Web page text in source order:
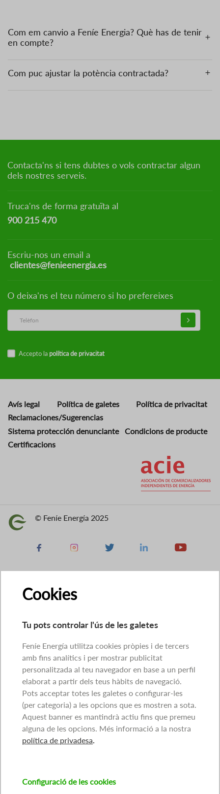
Com em canvio a Feníe Energia? Què has de tenir
en compte?
Com puc ajustar la potència contractada?
Contacta'ns si tens dubtes o vols contractar algun
dels nostres serveis.
Truca'ns de forma gratuïta al
900 215 470
Escriu-nos un email a
clientes@fenieenergia.es
O deixa'ns el teu número si ho prefereixes
Accepto la política de privacitat
Avís legal Política de galetes
Política de privacitat
Reclamaciones/Sugerencias
Sistema protección denunciante
Condicions de producte
Certificacions
Imatge © Feníe Energía 2025
Facebook Instagram X Linkedin Youtube
Cookies
Tu pots controlar l'ús de les galetes
Feníe Energía utilitza cookies pròpies i de tercers
amb fins analítics i per mostrar publicitat
personalitzada al teu navegador en base a un perfil
elaborat a partir dels teus hàbits de navegació.
Pots acceptar totes les galetes o configurar-les
(per categoria) a les opcions que es mostren a sota.
Aquest banner es mantindrà actiu fins que premeu
alguna de les opcions. Més informació a la nostra
política de privadesa
Configuració de les cookies